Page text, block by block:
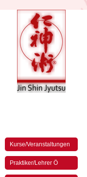
Kurse/Veranstaltungen
Praktiker/Lehrer Ö